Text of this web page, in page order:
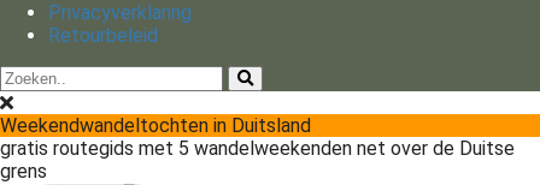
Privacyverklaring
Retourbeleid
Weekendwandeltochten in Duitsland
gratis routegids met 5 wandelweekenden net over de Duitse
grens